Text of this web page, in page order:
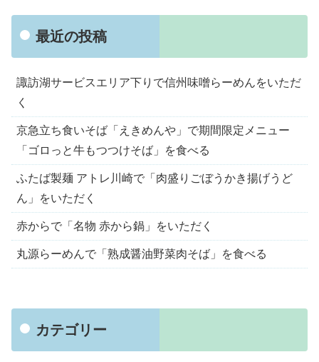
最近の投稿
諏訪湖サービスエリア下りで信州味噌らーめんをいただ
く
京急立ち食いそば「えきめんや」で期間限定メニュー
「ゴロっと牛もつつけそば」を食べる
ふたば製麺 アトレ川崎で「肉盛りごぼうかき揚げうど
ん」をいただく
赤からで「名物 赤から鍋」をいただく
丸源らーめんで「熟成醤油野菜肉そば」を食べる
カテゴリー